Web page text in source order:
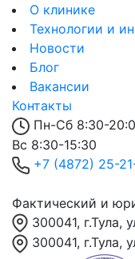
О клинике
Технологии и
Новости
Блог
Вакансии
Контакты
Пн-Сб 8:30-
Вс 8:30-15:30
+7 (4872) 25-
Фактический и
300041, г.Тула,
300041, г.Тула,